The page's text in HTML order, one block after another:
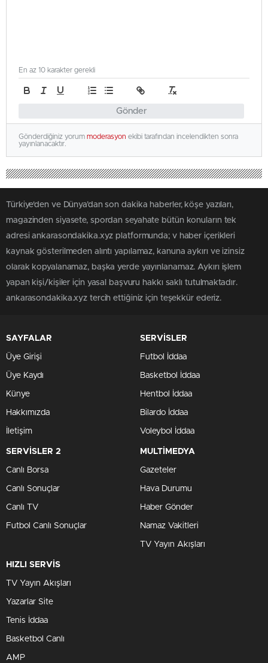
Gönder
En az 10 karakter gerekli
Gönderdiğiniz yorum moderasyon ekibi tarafından incelendikten sonra
yayınlanacaktır.
Türkiye'den ve Dünya’dan son dakika haberler, köşe yazıları,
magazinden siyasete, spordan seyahate bütün konuların tek
adresi ankarasondakika.xyz platformunda; v haber içerikleri
kaynak gösterilmeden alıntı yapılamaz, kanuna aykırı ve izinsiz
olarak kopyalanamaz, başka yerde yayınlanamaz. Aykırı işlem
yapan kişi/kişiler için yasal başvuru hakkı saklı tutulmaktadır.
ankarasondakika.xyz tercih ettiğiniz için teşekkür ederiz.
SAYFALAR
Üye Girişi
Üye Kaydı
Künye
Hakkımızda
İletişim
SERVİSLER
Futbol İddaa
Basketbol İddaa
Hentbol İddaa
Bilardo İddaa
Voleybol İddaa
SERVİSLER 2
Canlı Borsa
Canlı Sonuçlar
Canlı TV
Futbol Canlı Sonuçlar
MULTİMEDYA
Gazeteler
Hava Durumu
Haber Gönder
Namaz Vakitleri
TV Yayın Akışları
HIZLI SERVİS
TV Yayın Akışları
Yazarlar Site
Tenis İddaa
Basketbol Canlı
AMP